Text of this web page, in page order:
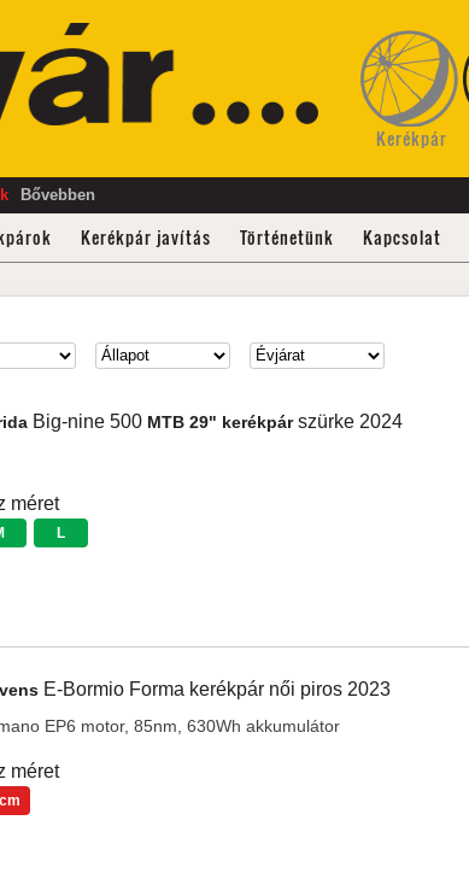
Kerékpár
Bővebben
Kerékpár javítás Történetünk Kapcsolat
Big-nine 500 MTB 29" kerékpárszürke 2024
méret
L
E-Bormio Forma kerékpár női piros 2023
EP6 motor, 85nm, 630Wh akkumulátor
méret